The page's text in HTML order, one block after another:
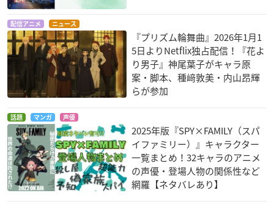
サークレット・プリ
藤村千景
青春ブタ野郎はバニ
双葉理央
ユリ・フジシロ
配信アニメ ニュース
『プリズム輪舞曲』2026年1月1
5日よりNetflix独占配信！『花よ
り男子』神尾葉子がキャラ原
案・脚本、種﨑敦美・内山昂輝
らが参加
話題 マンガ 声優
2025年版『SPY×FAMILY（スパ
イファミリー）』キャラクター
一覧まとめ！32キャラのアニメ
の声優・登場人物の関係性など
網羅【ネタバレあり】